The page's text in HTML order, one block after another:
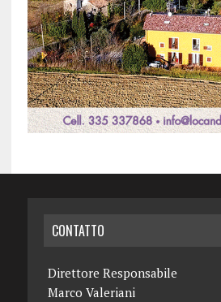
CONTATTO
Direttore Responsabile
Marco Valeriani